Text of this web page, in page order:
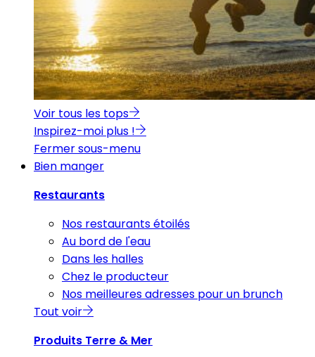
Voir tous les tops
Inspirez-moi plus !
Fermer sous-menu
Bien manger
Restaurants
Nos restaurants étoilés
Au bord de l'eau
Dans les halles
Chez le producteur
Nos meilleures adresses pour un brunch
Tout voir
Produits Terre & Mer